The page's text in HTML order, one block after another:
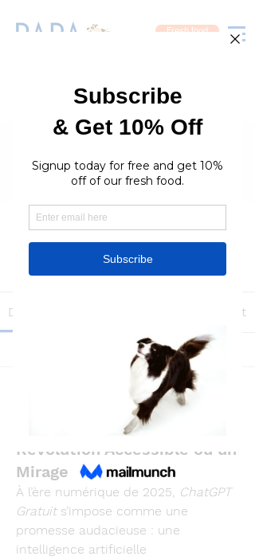
Fresh food
Groups
RaraPetcare Group
Public · 396 members
Join
Discussion About
ChatGPT Gratuit: Une
Révolution Accessible ou un
Mirage Numérique ?
À l’ère numérique de 2025, ChatGPT
Gratuit s’impose comme une
promesse audacieuse : une
intelligence artificielle